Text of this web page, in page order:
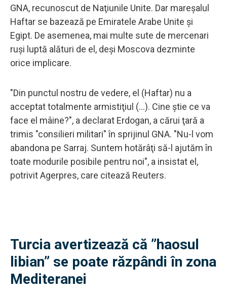
GNA, recunoscut de Naţiunile Unite. Dar mareşalul
Haftar se bazează pe Emiratele Arabe Unite şi
Egipt. De asemenea, mai multe sute de mercenari
ruşi luptă alături de el, deşi Moscova dezminte
orice implicare.
"Din punctul nostru de vedere, el (Haftar) nu a
acceptat totalmente armistiţiul (...). Cine ştie ce va
face el mâine?", a declarat Erdogan, a cărui ţară a
trimis "consilieri militari" în sprijinul GNA. "Nu-l vom
abandona pe Sarraj. Suntem hotărâţi să-l ajutăm în
toate modurile posibile pentru noi", a insistat el,
potrivit Agerpres, care citează Reuters.
Turcia avertizează că ”haosul
libian” se poate răzpândi în zona
Mediteranei